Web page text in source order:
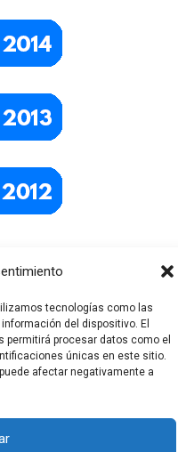
tecnologías como las
del dispositivo. El
procesar datos como el
únicas en este sitio.
afectar negativamente a
Digital | Funciona